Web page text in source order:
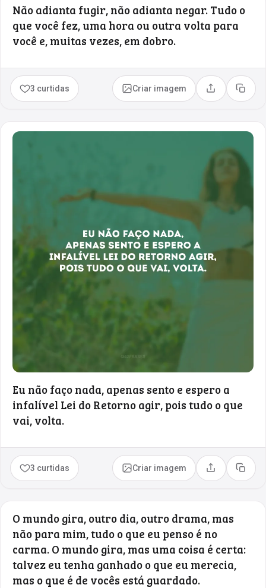
Não adianta fugir, não adianta negar. Tudo o
que você fez, uma hora ou outra volta para
você e, muitas vezes, em dobro.
3 curtidas Criar imagem Compartilhar
Copiar
Eu não faço nada, apenas sento e espero a
infalível Lei do Retorno agir, pois tudo o que
vai, volta.
3 curtidas Criar imagem Compartilhar
Copiar
O mundo gira, outro dia, outro drama, mas
não para mim, tudo o que eu penso é no
carma. O mundo gira, mas uma coisa é certa:
talvez eu tenha ganhado o que eu merecia,
mas o que é de vocês está guardado.